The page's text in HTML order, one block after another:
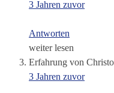
3 Jahren zuvor
Antworten
weiter lesen
Erfahrung von
3 Jahren zuvor